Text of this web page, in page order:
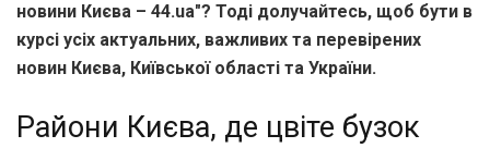
новини Києва – 44.ua"? Тоді долучайтесь, щоб бути в
курсі усіх актуальних, важливих та перевірених
новин Києва, Київської області та України.
Райони Києва, де цвіте бузок